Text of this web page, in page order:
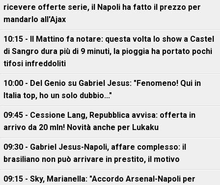
ricevere offerte serie, il Napoli ha fatto il prezzo per
mandarlo all'Ajax
10:15 - Il Mattino fa notare: questa volta lo show a Castel
di Sangro dura più di 9 minuti, la pioggia ha portato pochi
tifosi infreddoliti
10:00 - Del Genio su Gabriel Jesus: "Fenomeno! Qui in
Italia top, ho un solo dubbio..."
09:45 - Cessione Lang, Repubblica avvisa: offerta in
arrivo da 20 mln! Novità anche per Lukaku
09:30 - Gabriel Jesus-Napoli, affare complesso: il
brasiliano non può arrivare in prestito, il motivo
09:15 - Sky, Marianella: "Accordo Arsenal-Napoli per